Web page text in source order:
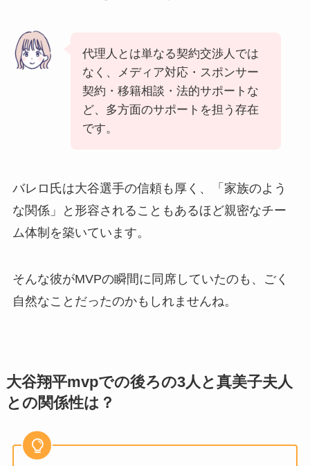
代理人とは単なる契約交渉人では
なく、メディア対応・スポンサー
契約・移籍相談・法的サポートな
ど、多方面のサポートを担う存在
です。
バレロ氏は大谷選手の信頼も厚く、「家族のよう
な関係」と形容されることもあるほど親密なチー
ム体制を築いています。
そんな彼がMVPの瞬間に同席していたのも、ごく
自然なことだったのかもしれませんね。
大谷翔平mvpでの後ろの3人と真美子夫人
との関係性は？